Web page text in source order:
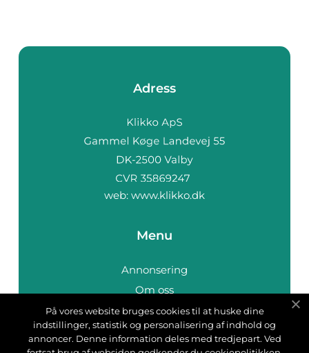
Adress
web: www.klikko.dk
Menu
Annonsering
Om oss
Cookies
Kontakta oss
Sitemap
På vores website bruges cookies til at huske dine
indstillinger, statistik og personalisering af indhold og
annoncer. Denne information deles med tredjepart. Ved